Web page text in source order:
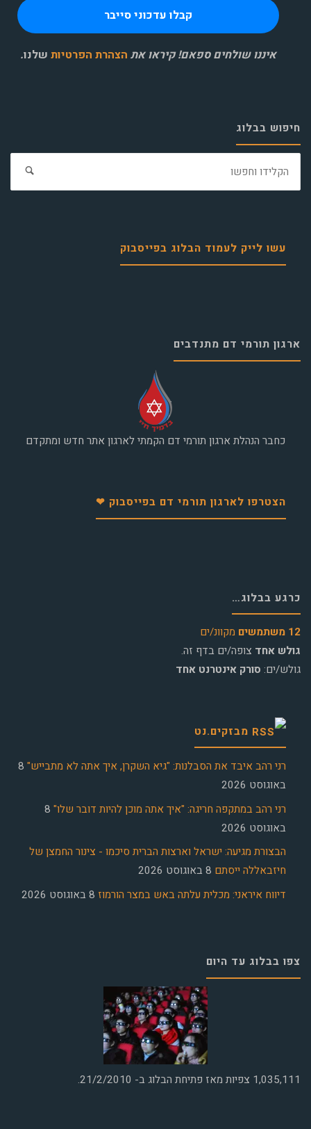
איננו שולחים ספאם! קיראו את הצהרת הפרטיות שלנו.
חיפוש בבלוג
עשו לייק לעמוד הבלוג בפייסבוק
ארגון תורמי דם מתנדבים
כחבר הנהלת ארגון תורמי דם הקמתי לארגון אתר חדש ומתקדם
הצטרפו לארגון תורמי דם בפייסבוק ❤
כרגע בבלוג…
12 משתמשים
מקוונ/ים
גולש אחד צופה/ים בדף זה.
גולש/ים: סורק אינטרנט אחד
מבזקים.נט
רני רהב איבד את הסבלנות: "גיא השקרן, איך אתה לא מתבייש" 8
באוגוסט 2026
רני רהב במתקפה חריגה: "איך אתה מוכן להיות דובר שלו" 8
באוגוסט 2026
הבצורת מגיעה: ישראל וארצות הברית סיכמו - צינור החמצן של
חיזבאללה ייסתם 8 באוגוסט 2026
דיווח איראני: מכלית עלתה באש במצר הורמוז 8 באוגוסט 2026
צפו בבלוג עד היום
1,035,111 צפיות מאז פתיחת הבלוג ב- 21/2/2010.